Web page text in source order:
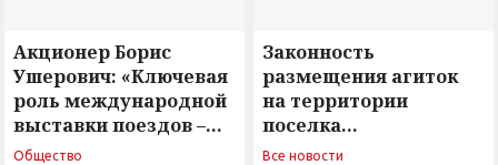
Акционер Борис
Ушерович: «Ключевая
роль международной
выставки поездов –
поиск ответов на
Общество
Законность
размещения агиток
на территории
поселка
Новосергиевка
Все новости